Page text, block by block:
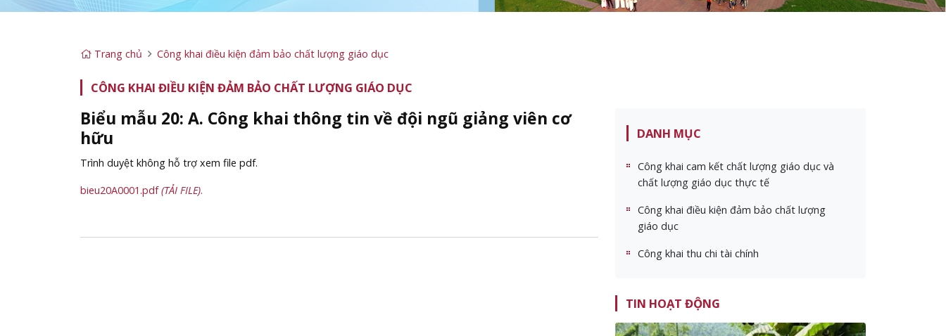
Trang chủ Công khai điều kiện đảm bảo chất lượng giáo dục
CÔNG KHAI ĐIỀU KIỆN ĐẢM BẢO CHẤT LƯỢNG GIÁO DỤC
Biểu mẫu 20: A. Công khai thông tin về đội ngũ giảng viên cơ
hữu
Trình duyệt không hỗ trợ xem file pdf.
bieu20A0001.pdf(TẢI FILE).
DANH MỤC
Công khai cam kết chất lượng giáo dục và
chất lượng giáo dục thực tế
Công khai điều kiện đảm bảo chất lượng
giáo dục
Công khai thu chi tài chính
TIN HOẠT ĐỘNG